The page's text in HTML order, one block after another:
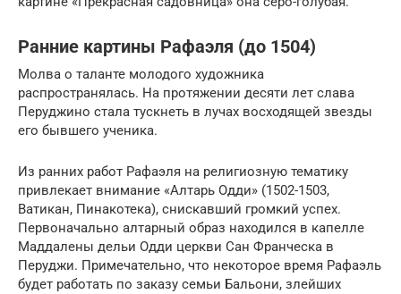
Ранние картины Рафаэля (до 1504)
Молва о таланте молодого художника
распространялась. На протяжении десяти лет слава
Перуджино стала тускнеть в лучах восходящей звезды
его бывшего ученика.
Из ранних работ Рафаэля на религиозную тематику
привлекает внимание «Алтарь Одди» (1502-1503,
Ватикан, Пинакотека), снискавший громкий успех.
Первоначально алтарный образ находился в капелле
Маддалены дельи Одди церкви Сан Франческа в
Перуджи. Примечательно, что некоторое время Рафаэль
будет работать по заказу семьи Бальони, злейших